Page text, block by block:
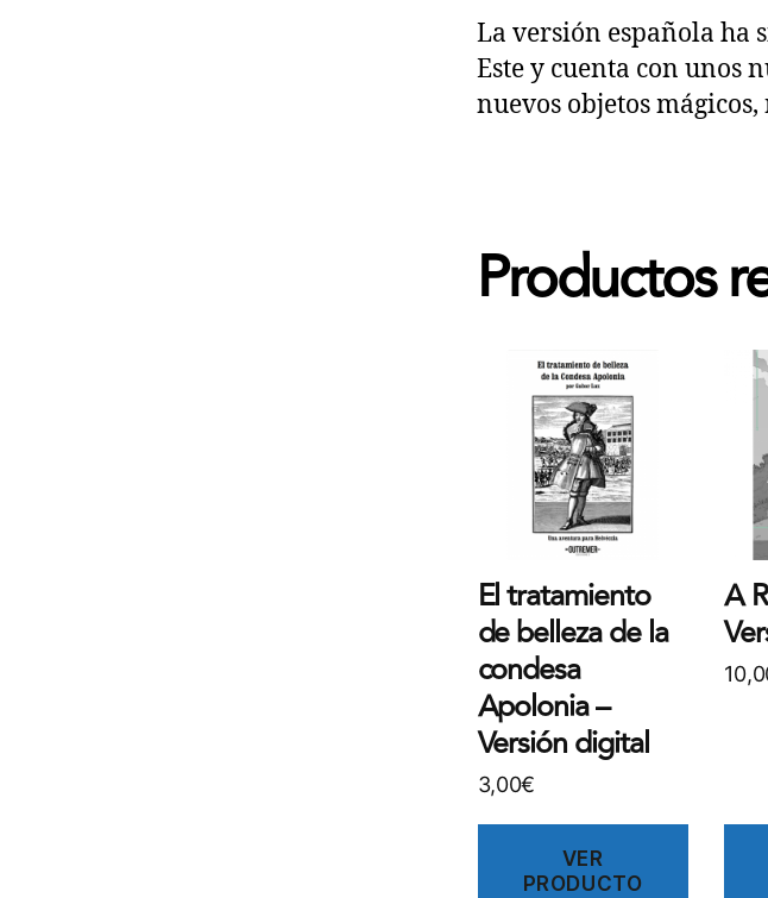
La versión española ha
Este y cuenta con unos
nuevos objetos
Productos
El tratamiento
de belleza de la
condesa
Apolonia –
Versión digital
3,00€
VER
PRODUCTO
A